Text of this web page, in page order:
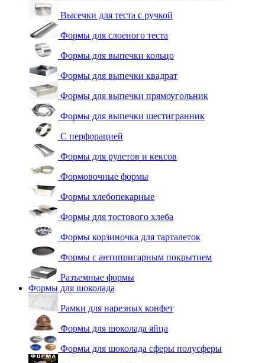
Высечки для теста с ручкой
Формы для слоеного теста
Формы для выпечки кольцо
Формы для выпечки квадрат
Формы для выпечки прямоугольник
Формы для выпечки шестигранник
С перфорацией
Формы для рулетов и кексов
Формовочные формы
Формы хлебопекарные
Формы для тостового хлеба
Формы корзиночка для тарталеток
Формы с антипригарным покрытием
Разъемные формы
Формы для шоколада
Рамки для нарезных конфет
Формы для шоколада яйца
Формы для шоколада сферы полусферы